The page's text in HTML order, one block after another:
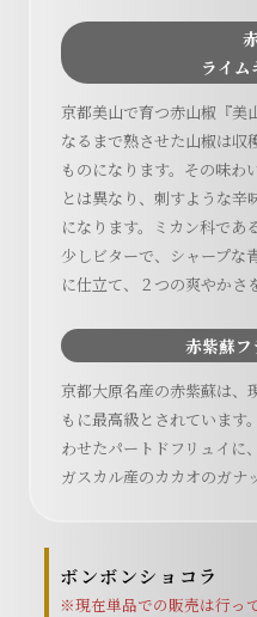
ライム
京都美山で育つ赤山椒『美
なるまで熟させた山椒は収
ものになります。その味わ
とは異なり、刺すような
になります。ミカン科であ
少しビターで、シャープな
に仕立て、２つの爽やかさ
赤紫蘇フ
京都大原名産の赤紫蘇は、
もに最高級とされています
わせたパートドフリュイに
ガスカル産のカカオのガナ
ボンボンショコラ
※現在単品での販売は行っ